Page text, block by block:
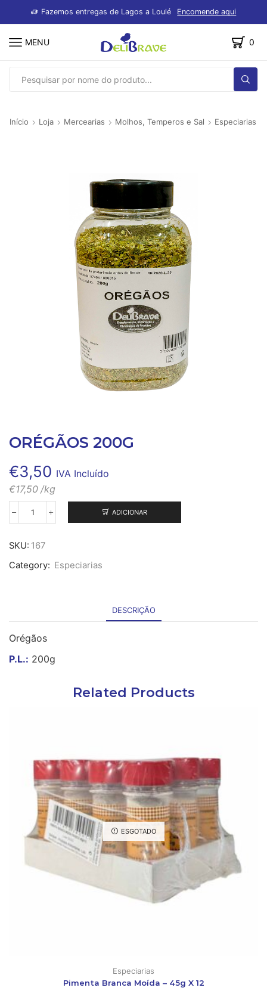
Fazemos entregas de Lagos a Loulé Encomende aqui
MENU 0
SEARCH
Início Loja Mercearias Molhos, Temperos e Sal Especiarias
ORÉGÃOS 200G
€3,50 IVA Incluído
€17,50 /kg
Quantidade
Orégãos
ADICIONAR
SKU: 167
Category: Especiarias
DESCRIÇÃO
Orégãos
P.L.: 200g
Related Products
ESGOTADO
Especiarias
Pimenta Branca Moída – 45g X 12